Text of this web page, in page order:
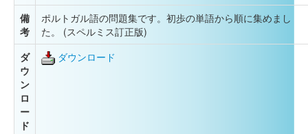
備
考
ポルトガル語の問題集です。初歩の単語から順に集めまし
た。 (スペルミス訂正版)
ダ
ウ
ン
ロ
ー
ド
ダウンロード